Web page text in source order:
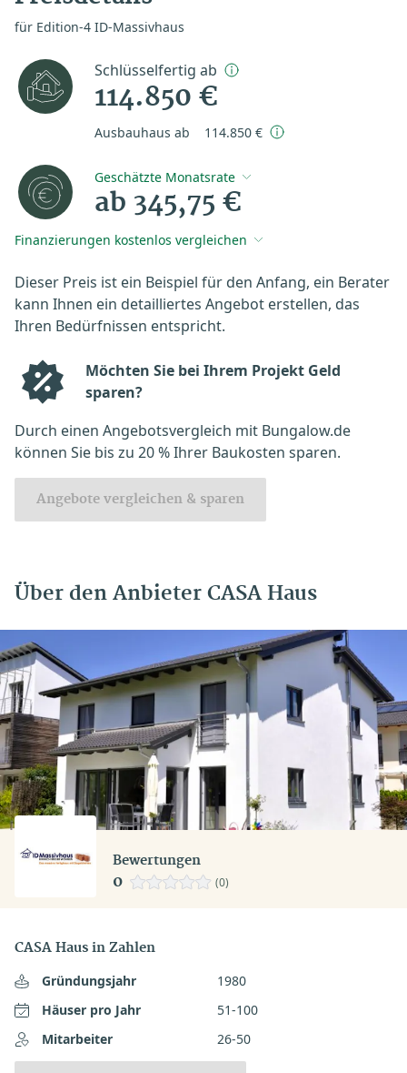
für Edition-4 ID-Massivhaus
Schlüsselfertig ab
114.850 €
Ausbauhaus ab 114.850 €
Geschätzte Monatsrate
ab 345,75 €
Finanzierungen kostenlos vergleichen
Dieser Preis ist ein Beispiel für den Anfang, ein Berater
kann Ihnen ein detailliertes Angebot erstellen, das
Ihren Bedürfnissen entspricht.
Möchten Sie bei Ihrem Projekt Geld
sparen?
Durch einen Angebotsvergleich mit Bungalow.de
können Sie bis zu 20 % Ihrer Baukosten sparen.
Angebote vergleichen & sparen
Über den Anbieter CASA Haus
Bewertungen
0 (0)
CASA Haus in Zahlen
Gründungsjahr
1980
Häuser pro Jahr
51-100
Mitarbeiter
26-50